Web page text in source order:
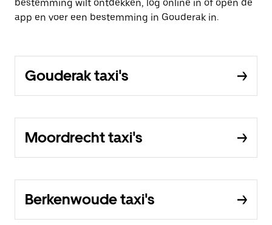
bestemming wilt ontdekken, log online in of open de
app en voer een bestemming in Gouderak in.
Gouderak taxi's
Moordrecht taxi's
Berkenwoude taxi's